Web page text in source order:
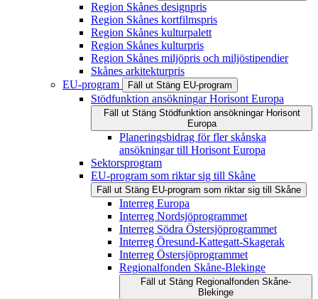
Region Skånes designpris
Region Skånes kortfilmspris
Region Skånes kulturpalett
Region Skånes kulturpris
Region Skånes miljöpris och miljöstipendier
Skånes arkitekturpris
EU-program
Fäll ut Stäng EU-program
Stödfunktion ansökningar Horisont Europa
Fäll ut Stäng Stödfunktion ansökningar Horisont
Europa
Planeringsbidrag för fler skånska
ansökningar till Horisont Europa
Sektorsprogram
EU-program som riktar sig till Skåne
Fäll ut Stäng EU-program som riktar sig till Skåne
Interreg Europa
Interreg Nordsjöprogrammet
Interreg Södra Östersjöprogrammet
Interreg Öresund-Kattegatt-Skagerak
Interreg Östersjöprogrammet
Regionalfonden Skåne-Blekinge
Fäll ut Stäng Regionalfonden Skåne-
Blekinge